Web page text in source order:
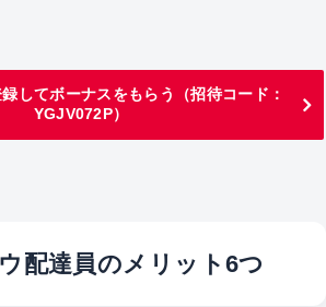
してボーナスをもらう（招待コード：
YGJV072P）
配達員のメリット6つ